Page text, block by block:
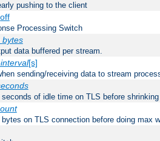
pushing to the client
Processing Switch
bytes
data buffered per stream.
[s]
sending/receiving data to stream
of idle time on TLS before
on TLS connection before doing max